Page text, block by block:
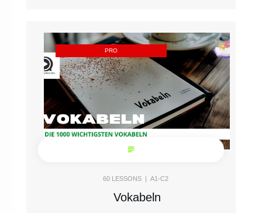
PRO
60 LESSONS | A1-C2
Vokabeln